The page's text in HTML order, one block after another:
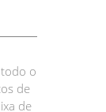
o
de
de